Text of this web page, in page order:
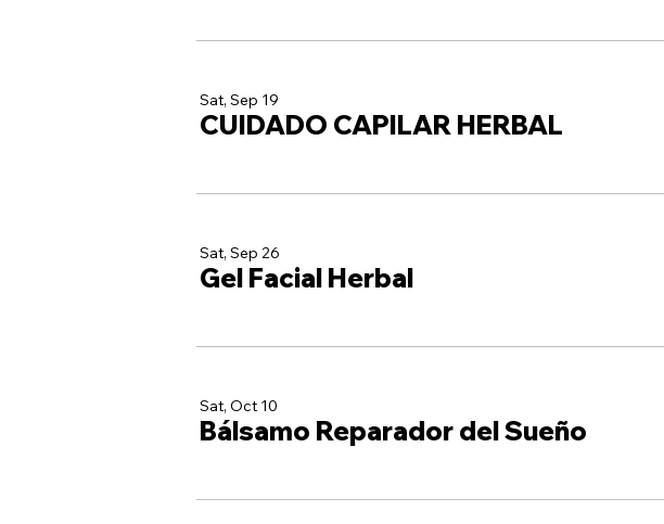
Sat, Sep 19
CUIDADO CAPILAR HERBAL
Sat, Sep 26
Gel Facial Herbal
Sat, Oct 10
Bálsamo Reparador del Sueño